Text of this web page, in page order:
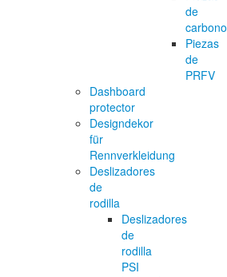
de
carbono
Piezas
de
PRFV
Dashboard
protector
Designdekor
für
Rennverkleidung
Deslizadores
de
rodilla
Deslizadores
de
rodilla
PSI